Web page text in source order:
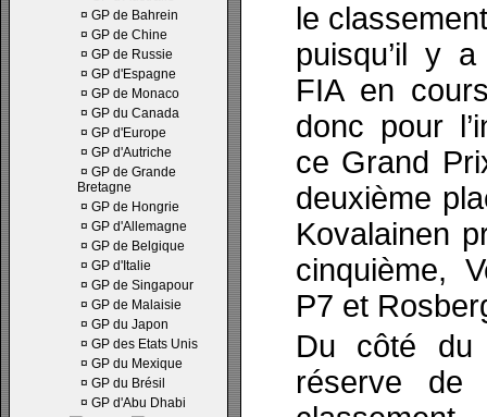
¤ GP de Bahrein
¤ GP de Chine
¤ GP de Russie
¤ GP d'Espagne
¤ GP de Monaco
¤ GP du Canada
¤ GP d'Europe
¤ GP d'Autriche
¤ GP de Grande
Bretagne
¤ GP de Hongrie
¤ GP d'Allemagne
¤ GP de Belgique
¤ GP d'Italie
¤ GP de Singapour
¤ GP de Malaisie
¤ GP du Japon
¤ GP des Etats Unis
¤ GP du Mexique
¤ GP du Brésil
¤ GP d'Abu Dhabi
le
puisqu’il y
FIA en
donc pour
ce Grand
deuxième
Kovalainen
cinquième,
P7 et
Du côté du
réserve de